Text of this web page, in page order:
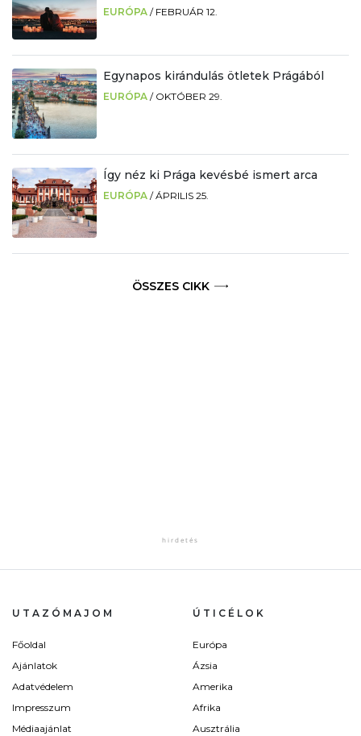
EURÓPA / FEBRUÁR 12.
Egynapos kirándulás ötletek Prágából
EURÓPA / OKTÓBER 29.
Így néz ki Prága kevésbé ismert arca
EURÓPA /ÁPRILIS 25.
ÖSSZES CIKK
UTAZÓMAJOM
Főoldal
Ajánlatok
Adatvédelem
Impresszum
Médiaajánlat
ÚTICÉLOK
Európa
Ázsia
Amerika
Afrika
Ausztrália